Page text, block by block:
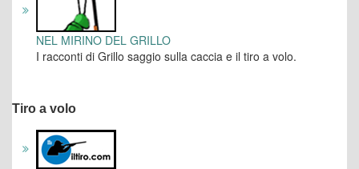
NEL MIRINO DEL GRILLO
I racconti di Grillo saggio sulla caccia e il tiro a volo.
Tiro a volo